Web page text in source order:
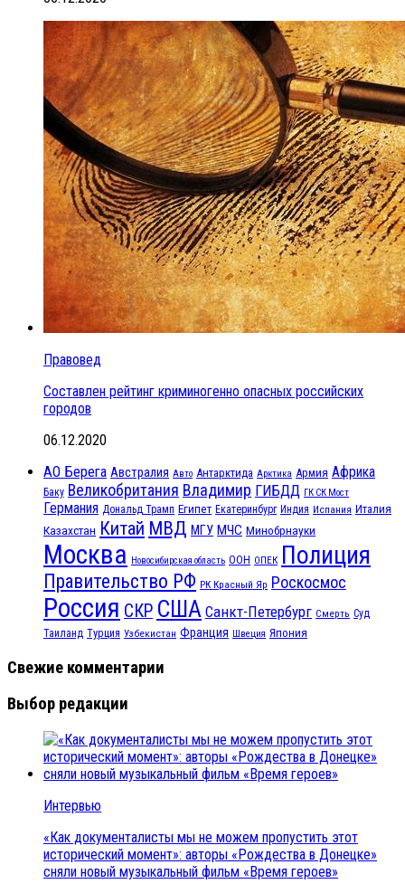
Правовед
Составлен рейтинг криминогенно опасных российских
городов
06.12.2020
АО Берега Австралия Авто Антарктида Арктика Армия Африка
Баку Великобритания Владимир ГИБДД ГК СК Мост
Германия Дональд Трамп Египет Екатеринбург Индия Испания Италия
Казахстан Китай МВД МГУ МЧС Минобрнауки
Москва Новосибирская область ООН ОПЕК Полиция
Правительство РФ РК Красный Яр Роскосмос
Россия СКР США Санкт-Петербург Смерть Суд
Таиланд Турция Узбекистан Франция Швеция Япония
Свежие комментарии
Выбор редакции
Интервью
«Как документалисты мы не можем пропустить этот
исторический момент»: авторы «Рождества в Донецке»
сняли новый музыкальный фильм «Время героев»